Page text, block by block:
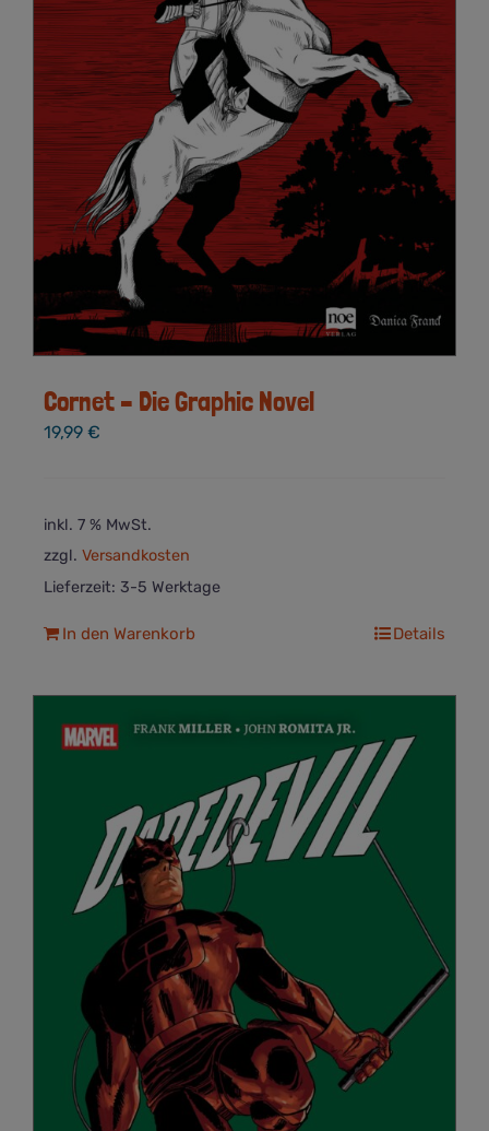
Cornet – Die Graphic Novel
19,99 €
inkl. 7 % MwSt.
zzgl. Versandkosten
Lieferzeit: 3-5 Werktage
In den Warenkorb Details